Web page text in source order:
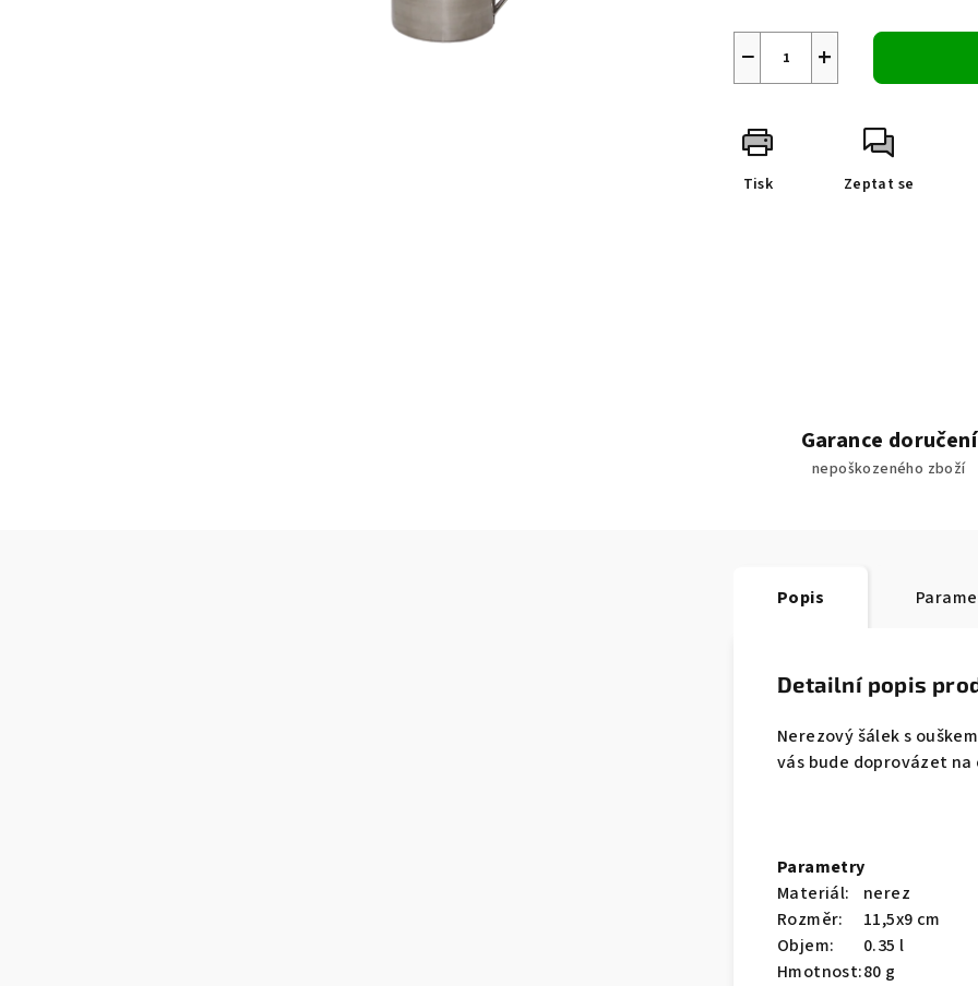
+
−
Tisk Zeptat se
Garance doručení
nepoškozeného zboží
Popis
Detailní popis
Nerezový šálek s
vás bude doprovázet
Parametry
Materiál:
nerez
Rozměr:
11,5x9 cm
Objem:
0.35 l
Hmotnost:80 g